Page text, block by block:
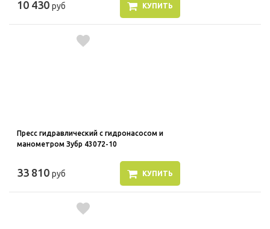
10 430 руб КУПИТЬ
Пресс гидравлический с гидронасосом и
манометром Зубр 43072-10
33 810 руб КУПИТЬ